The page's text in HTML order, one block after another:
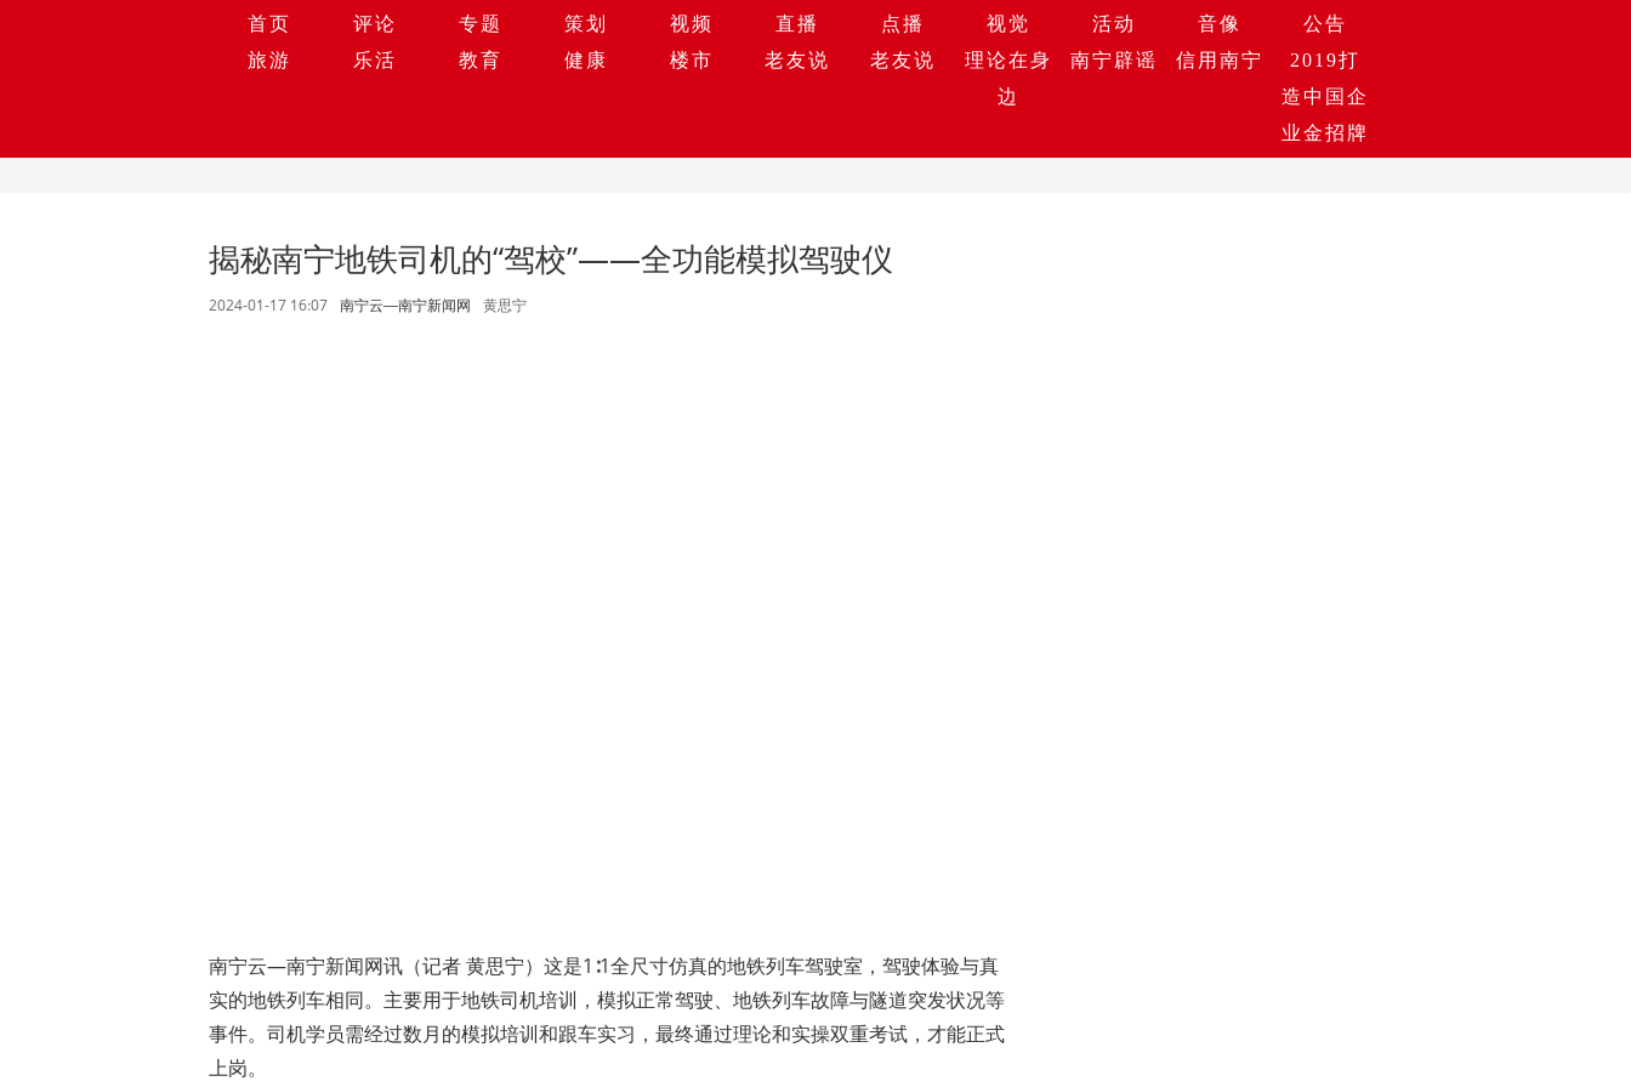
首页 评论 专题 策划 视频 直播 点播 视觉 活动 音像
公告
旅游
乐活 教育 健康 楼市 老友说 老友说
理论在身
边
南宁辟谣 信用南宁
2019打
造中国企
业金招牌
揭秘南宁地铁司机的“驾校”——全功能模拟驾驶仪
2024-01-17 16:07 南宁云—南宁新闻网 黄思宁
南宁云—南宁新闻网讯（记者 黄思宁）这是1∶1全尺寸仿真的地铁列车驾驶室，驾驶体验与真
实的地铁列车相同。主要用于地铁司机培训，模拟正常驾驶、地铁列车故障与隧道突发状况等
事件。司机学员需经过数月的模拟培训和跟车实习，最终通过理论和实操双重考试，才能正式
上岗。